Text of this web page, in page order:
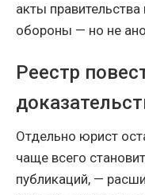
акты
обороны — но не
Реестр
Отдельно юрист
чаще всего
публикаций, —